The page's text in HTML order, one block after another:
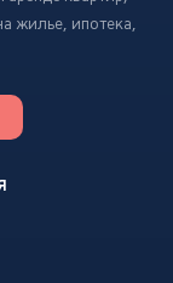
жилье, ипотека,